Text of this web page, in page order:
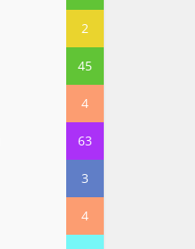
2
45
4
63
3
4